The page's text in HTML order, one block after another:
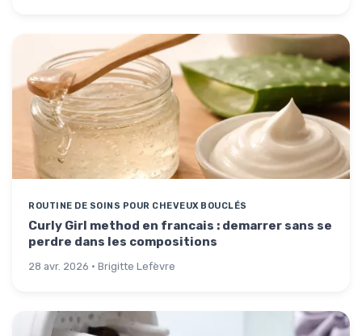
ROUTINE DE SOINS POUR CHEVEUX BOUCLÉS
Curly Girl method en francais : demarrer sans se
perdre dans les compositions
28 avr. 2026 · Brigitte Lefèvre